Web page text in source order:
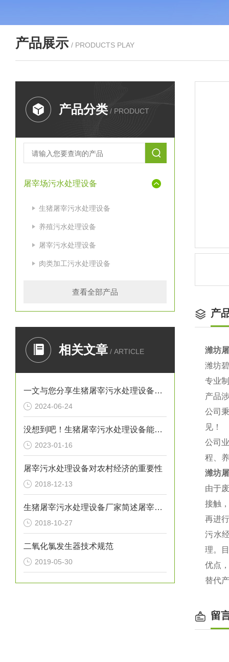
产品展示 / PRODUCTS PLAY
产品分类 / PRODUCT
屠宰场污水处理设备
生猪屠宰污水处理设备
养殖污水处理设备
屠宰污水处理设备
肉类加工污水处理设备
查看全部产品
相关文章 / ARTICLE
一文与您分享生猪屠宰污水处理设备的常见故障相应解决方法
2024-06-24
没想到吧！生猪屠宰污水处理设备能起到这么重要的作用
2023-01-16
屠宰污水处理设备对农村经济的重要性
2018-12-13
生猪屠宰污水处理设备厂家简述屠宰废水如何进行预处理
2018-10-27
二氧化氯发生器技术规范
2019-05-30
产
潍坊
潍坊
专业
产品
公司
见！
公司
程、
潍坊
由于
接触
再进
污水
理。
优点
替代
留